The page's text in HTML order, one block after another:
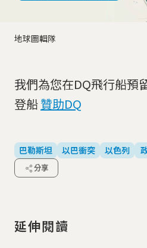
地球圖輯隊
我們為您在DQ飛行船預
登船贊助DQ
巴勒斯坦 以巴衝突 以色列
分享
延伸閱讀